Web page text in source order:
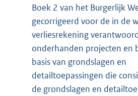
Boek 2 van het Burgerlijk
gecorrigeerd voor de in de
verliesrekening
onderhanden projecten en
basis van grondslagen en
detailtoepassingen die
de grondslagen en